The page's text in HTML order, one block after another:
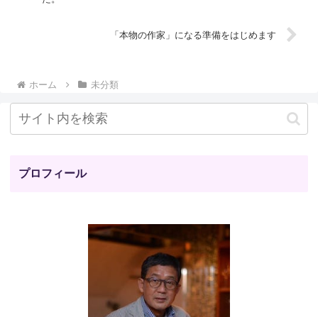
「本物の作家」になる準備をはじめます
ホーム 未分類
プロフィール